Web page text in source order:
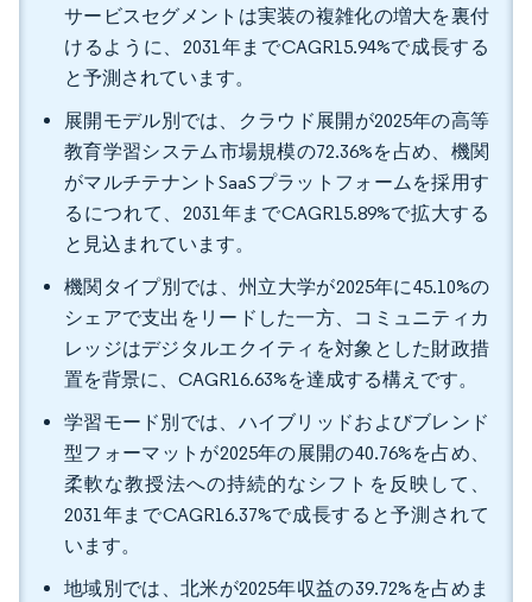
サービスセグメントは実装の複雑化の増大を裏付
けるように、2031年までCAGR15.94%で成長する
と予測されています。
展開モデル別では、クラウド展開が2025年の高等
教育学習システム市場規模の72.36%を占め、機関
がマルチテナントSaaSプラットフォームを採用す
るにつれて、2031年までCAGR15.89%で拡大する
と見込まれています。
機関タイプ別では、州立大学が2025年に45.10%の
シェアで支出をリードした一方、コミュニティカ
レッジはデジタルエクイティを対象とした財政措
置を背景に、CAGR16.63%を達成する構えです。
学習モード別では、ハイブリッドおよびブレンド
型フォーマットが2025年の展開の40.76%を占め、
柔軟な教授法への持続的なシフトを反映して、
2031年までCAGR16.37%で成長すると予測されて
います。
地域別では、北米が2025年収益の39.72%を占めま